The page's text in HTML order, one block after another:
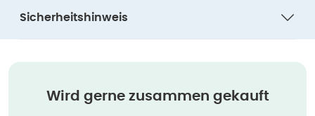
Sicherheitshinweis
Wird gerne zusammen gekauft